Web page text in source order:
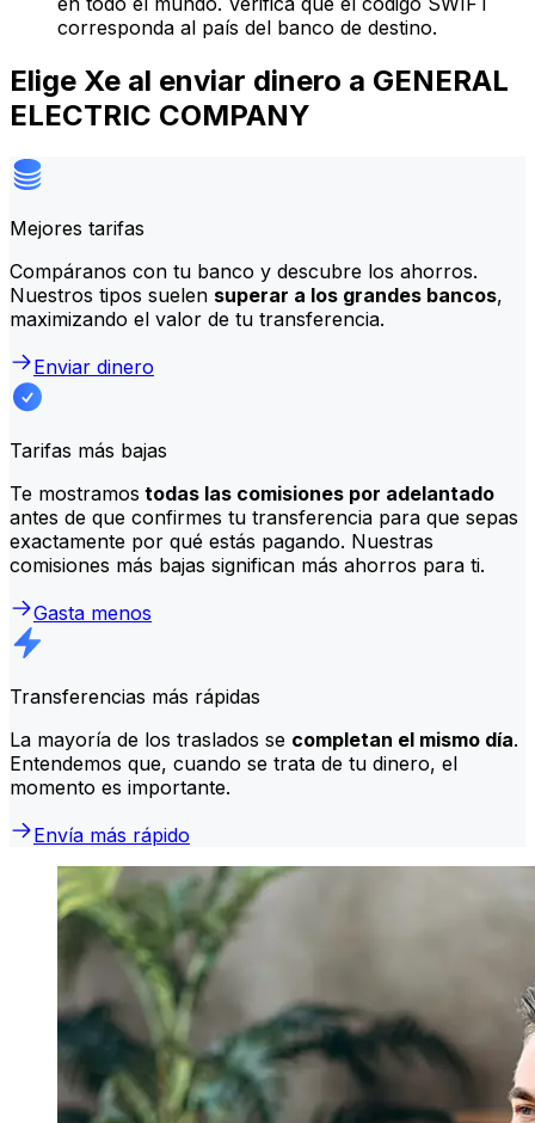
corresponda al país del banco de destino.
Elige Xe al enviar dinero a GENERAL
ELECTRIC COMPANY
Mejores tarifas
Compáranos con tu banco y descubre los ahorros.
Nuestros tipos suelen superar a los grandes bancos,
maximizando el valor de tu transferencia.
Enviar dinero
Tarifas más bajas
Te mostramos todas las comisiones por adelantado
antes de que confirmes tu transferencia para que sepas
exactamente por qué estás pagando. Nuestras
comisiones más bajas significan más ahorros para ti.
Gasta menos
Transferencias más rápidas
La mayoría de los traslados se completan el mismo día.
Entendemos que, cuando se trata de tu dinero, el
momento es importante.
Envía más rápido